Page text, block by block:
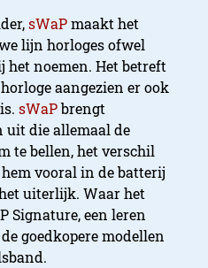
sWaPmaakt het
lijn horloges ofwel
het noemen. Het betreft
aangezien er ook
sWaPbrengt
uit die allemaal de
te bellen, het verschil
vooral in de batterij
uiterlijk. Waar het
Signature, een leren
goedkopere modellen